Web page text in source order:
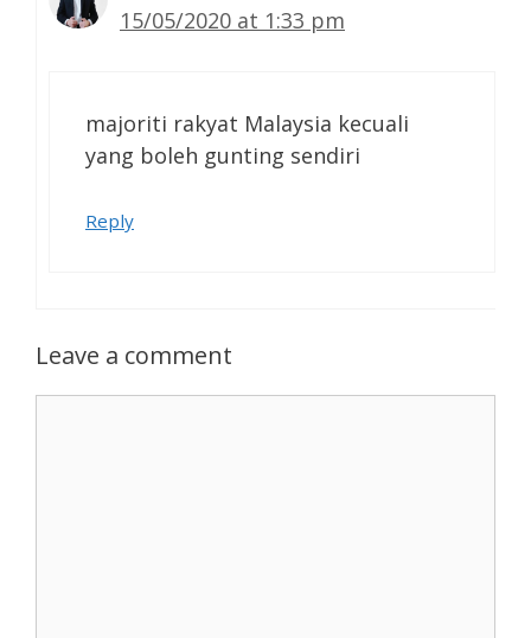
15/05/2020 at 1:33 pm
majoriti rakyat Malaysia kecuali
yang boleh gunting sendiri
Reply
Leave a comment